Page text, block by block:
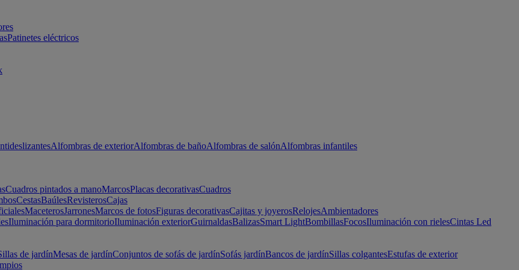
Patinetes eléctricos
Alfombras de exteriorAlfombras de bañoAlfombras de salónAlfombras infantiles
Cuadros pintados a manoMarcosPlacas decorativasCuadros
CestasBaúlesRevisterosCajas
MaceterosJarronesMarcos de fotosFiguras decorativasCajitas y joyerosRelojesAmbientadores
Iluminación para dormitorioIluminación exteriorGuirnaldasBalizasSmart LightBombillasFocosIluminación con rielesCintas Led
de jardínMesas de jardínConjuntos de sofás de jardínSofás jardínBancos de jardínSillas colgantesEstufas de exterior